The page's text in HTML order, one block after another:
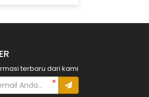
terbaru dari kami